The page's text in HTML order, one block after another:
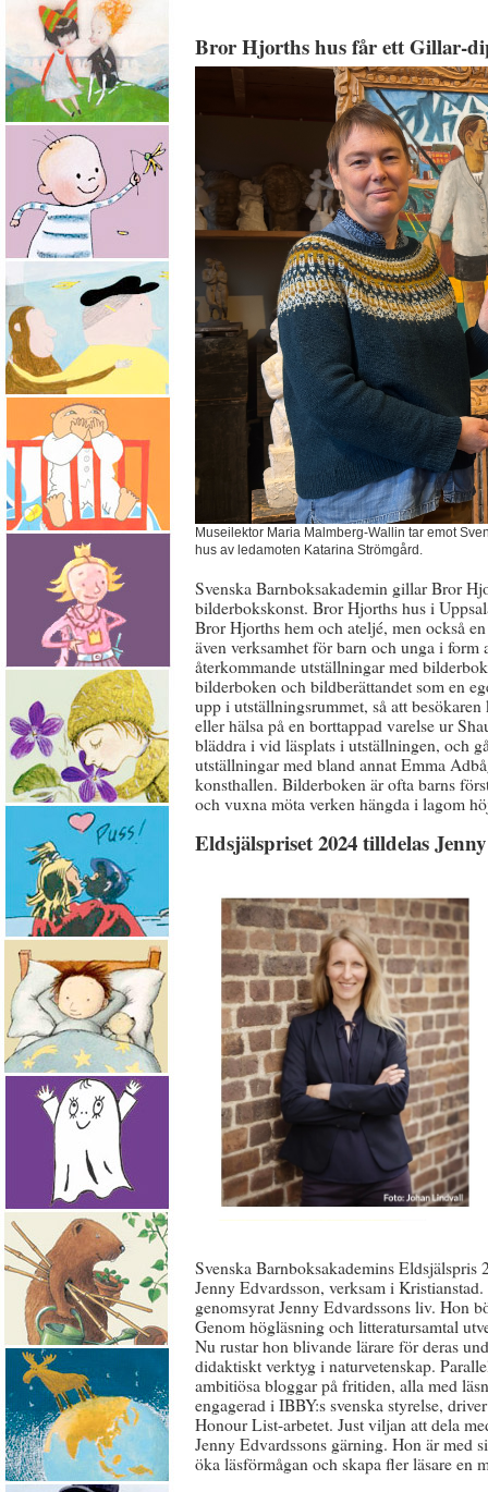
Bror Hjorths hus får ett Gillar-
Museilektor Maria Malmberg-Wallin tar emot
hus av ledamoten Katarina Strömgård.
Svenska Barnboksakademin gillar Bror
bilderbokskonst. Bror Hjorths hus i
Bror Hjorths hem och ateljé, men också
även verksamhet för barn och unga i
återkommande utställningar med
bilderboken och bildberättandet som en
upp i utställningsrummet, så att
eller hälsa på en borttappad varelse ur
bläddra i vid läsplats i utställningen, och
utställningar med bland annat Emma
konsthallen. Bilderboken är ofta barns
och vuxna möta verken hängda i lagom
Eldsjälspriset 2024 tilldelas
Svenska Barnboksakademins
Jenny Edvardsson, verksam i
genomsyrat Jenny Edvardssons liv. Hon
Genom högläsning och litteratursamtal
Nu rustar hon blivande lärare för deras
didaktiskt verktyg i naturvetenskap.
ambitiösa bloggar på fritiden, alla med
engagerad i IBBY:s svenska styrelse,
Honour List-arbetet. Just viljan att dela
Jenny Edvardssons gärning. Hon är med
öka läsförmågan och skapa fler läsare en